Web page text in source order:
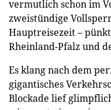
vermutlich schon im
zweistündige
Hauptreisezeit –
Rheinland-Pfalz und
Es klang nach dem
gigantisches
Blockade lief